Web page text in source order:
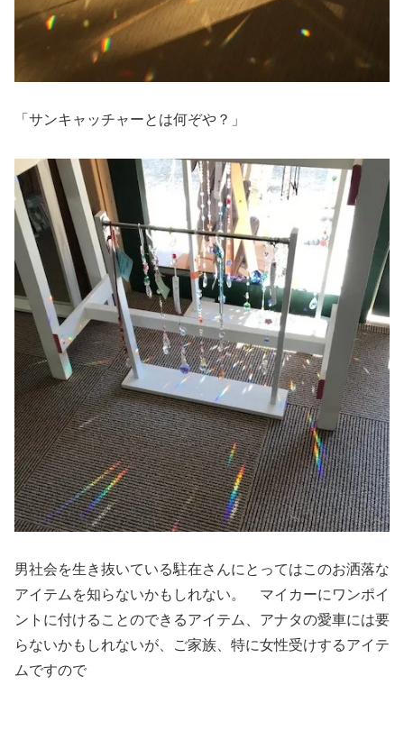
「サンキャッチャーとは何ぞや？」
男社会を生き抜いている駐在さんにとってはこのお洒落な
アイテムを知らないかもしれない。 マイカーにワンポイ
ントに付けることのできるアイテム、アナタの愛車には要
らないかもしれないが、ご家族、特に女性受けするアイテ
ムですので